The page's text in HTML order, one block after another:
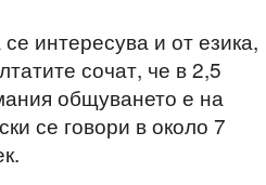
интересува и от езика,
сочат, че в 2,5
общуването е на
се говори в около 7